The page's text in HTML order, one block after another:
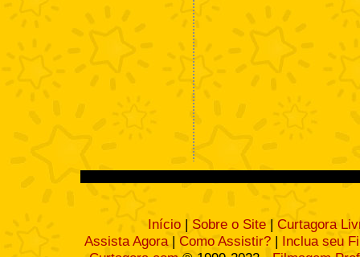
Início | Sobre o Site | Curtagora
Assista Agora| Como Assistir? | Inclua seu